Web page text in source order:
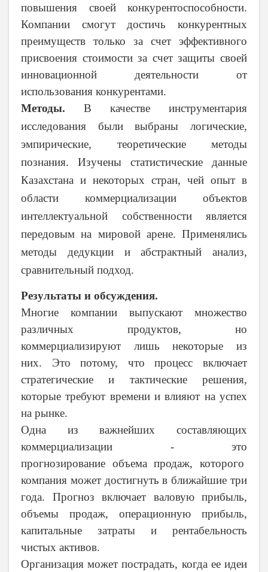
повышения своей конкурентоспособности.
Компании смогут достичь конкурентных
преимуществ только за счет эффективного
присвоения стоимости за счет защиты своей
инновационной деятельности от
использования конкурентами.
Методы. В качестве инструментария
исследования были выбраны логические,
эмпирические, теоретические методы
познания. Изучены статистические данные
Казахстана и некоторых стран, чей опыт в
области коммерциализации объектов
интеллектуальной собственности является
передовым на мировой арене. Применялись
методы дедукции и абстрактный анализ,
сравнительный подход.
Результаты и обсуждения.
Многие компании выпускают множество
различных продуктов, но
коммерциализируют лишь некоторые из
них. Это потому, что процесс включает
стратегические и тактические решения,
которые требуют времени и влияют на успех
на рынке.
Одна из важнейших составляющих
коммерциализации - это
прогнозирование объема продаж, которого
компания может достигнуть в ближайшие три
года. Прогноз включает валовую прибыль,
объемы продаж, операционную прибыль,
капитальные затраты и рентабельность
чистых активов.
Организация может пострадать, когда ее идеи